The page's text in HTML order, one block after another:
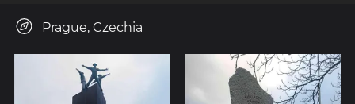
Prague, Czechia